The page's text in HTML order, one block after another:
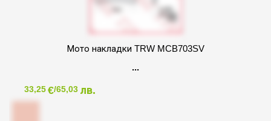
Мото накладки TRW MCB703SV
33,25€/65,03 лв.